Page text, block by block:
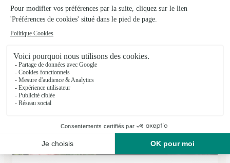
Flor Fontaine
★★★★★4.3 (6)
Voir la boutique